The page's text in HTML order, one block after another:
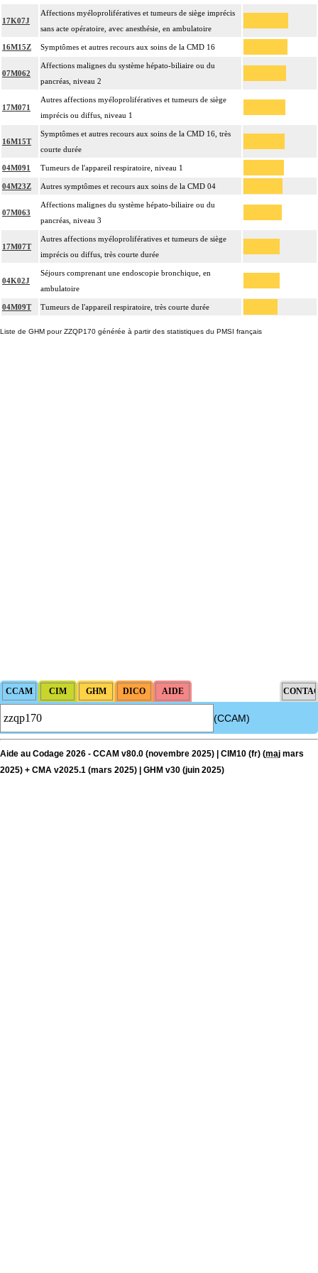
17K07J
Affections myéloprolifératives et tumeurs de siège imprécis
sans acte opératoire, avec anesthésie, en ambulatoire
16M15Z Symptômes et autres recours aux soins de la CMD 16
07M062
Affections malignes du système hépato-biliaire ou du
pancréas, niveau 2
17M071
Autres affections myéloprolifératives et tumeurs de siège
imprécis ou diffus, niveau 1
16M15T
Symptômes et autres recours aux soins de la CMD 16, très
courte durée
04M091 Tumeurs de l'appareil respiratoire, niveau 1
04M23Z Autres symptômes et recours aux soins de la CMD 04
07M063
Affections malignes du système hépato-biliaire ou du
pancréas, niveau 3
17M07T
Autres affections myéloprolifératives et tumeurs de siège
imprécis ou diffus, très courte durée
04K02J
Séjours comprenant une endoscopie bronchique, en
ambulatoire
04M09T Tumeurs de l'appareil respiratoire, très courte durée
Liste de GHM pour ZZQP170 générée à partir des statistiques du PMSI français
(CCAM)
Aide au Codage 2026 - CCAM v80.0 (novembre 2025) | CIM10 (fr) (maj mars
2025) + CMA v2025.1 (mars 2025) | GHM v30 (juin 2025)